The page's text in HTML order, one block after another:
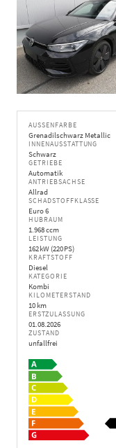
AUSSENFARBE
Grenadilschwarz Metallic
INNENAUSSTATTUNG
Schwarz
GETRIEBE
Automatik
ANTRIEBSACHSE
Allrad
SCHADSTOFFKLASSE
Euro 6
HUBRAUM
1.968 ccm
LEISTUNG
162 kW (220 PS)
KRAFTSTOFF
Diesel
KATEGORIE
Kombi
KILOMETERSTAND
10 km
ERSTZULASSUNG
01.08.2026
ZUSTAND
unfallfrei